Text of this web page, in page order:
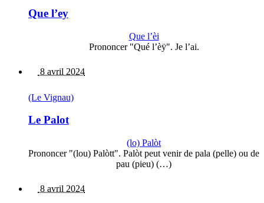
Que l’ey
Que l’èi
Prononcer "Qué l’èÿ". Je l’ai.
8 avril 2024
(Le Vignau)
Le Palot
(lo) Palòt
Prononcer "(lou) Palòtt". Palòt peut venir de pala (pelle) ou de
pau (pieu) (…)
8 avril 2024